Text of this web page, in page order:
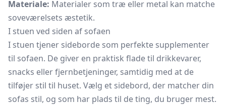
Materiale: Materialer som træ eller metal kan matche
soveværelsets æstetik.
I stuen ved siden af sofaen
I stuen tjener sideborde som perfekte supplementer
til sofaen. De giver en praktisk flade til drikkevarer,
snacks eller fjernbetjeninger, samtidig med at de
tilføjer stil til huset. Vælg et sidebord, der matcher din
sofas stil, og som har plads til de ting, du bruger mest.